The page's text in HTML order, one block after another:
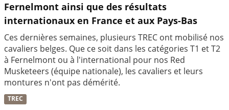
Fernelmont ainsi que des résultats
internationaux en France et aux Pays-Bas
Ces dernières semaines, plusieurs TREC ont mobilisé nos
cavaliers belges. Que ce soit dans les catégories T1 et T2
à Fernelmont ou à l'international pour nos Red
Musketeers (équipe nationale), les cavaliers et leurs
montures n'ont pas démérité.
TREC